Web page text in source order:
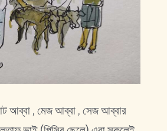
আব্বা , মেজ আব্বা , সেজ আব্বার